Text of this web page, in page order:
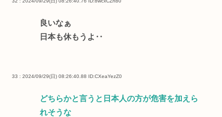
良いなぁ
日本も休もうよ‥
33 : 2024/09/29(日) 08:26:40.88 ID:CXeaYezZ0
どちらかと言うと日本人の方が危害を加えら
れそうな